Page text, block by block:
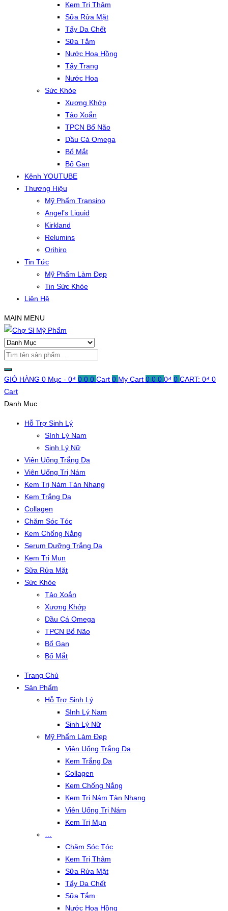
Kem Trị Thâm
Sữa Rửa Mặt
Tẩy Da Chết
Sữa Tắm
Nước Hoa Hồng
Tẩy Trang
Nước Hoa
Sức Khỏe
Xương Khớp
Tảo Xoắn
TPCN Bổ Não
Dầu Cá Omega
Bổ Mắt
Bổ Gan
Kênh YOUTUBE
Thương Hiệu
Mỹ Phẩm Transino
Angel’s Liquid
Kirkland
Relumins
Orihiro
Tin Tức
Mỹ Phẩm Làm Đẹp
Tin Sức Khỏe
Liên Hệ
MAIN MENU
GIỎ HÀNG 0 Mục - 0₫ 0 0 0 Cart 0 My Cart 0 0 0 0₫ 0 CART: 0₫ 0
Cart
Danh Mục
Hỗ Trợ Sinh Lý
SInh Lý Nam
Sinh Lý Nữ
Viên Uống Trắng Da
Viên Uống Trị Nám
Kem Trị Nám Tàn Nhang
Kem Trắng Da
Collagen
Chăm Sóc Tóc
Kem Chống Nắng
Serum Dưỡng Trắng Da
Kem Trị Mụn
Sữa Rửa Mặt
Sức Khỏe
Tảo Xoắn
Xương Khớp
Dầu Cá Omega
TPCN Bổ Não
Bổ Gan
Bổ Mắt
Trang Chủ
Sản Phẩm
Hỗ Trợ Sinh Lý
SInh Lý Nam
Sinh Lý Nữ
Mỹ Phẩm Làm Đẹp
Viên Uống Trắng Da
Kem Trắng Da
Collagen
Kem Chống Nắng
Kem Trị Nám Tàn Nhang
Viên Uống Trị Nám
Kem Trị Mụn
Chăm Sóc Tóc
Kem Trị Thâm
Sữa Rửa Mặt
Tẩy Da Chết
Sữa Tắm
Nước Hoa Hồng